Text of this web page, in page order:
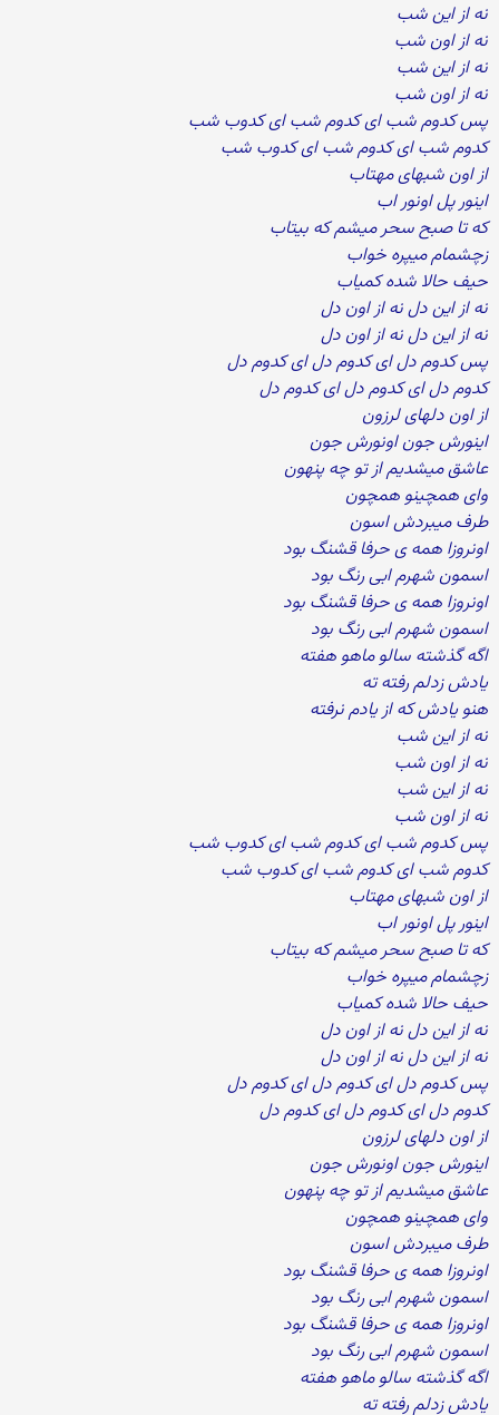
نه از این شب
نه از اون شب
نه از این شب
نه از اون شب
پس کدوم شب ای کدوم شب ای کدوب شب
کدوم شب ای کدوم شب ای کدوب شب
از اون شبهای مهتاب
اینور پل اونور اب
که تا صبح سحر میشم که بیتاب
زچشمام میپره خواب
حیف حالا شده کمیاب
نه از این دل نه از اون دل
نه از این دل نه از اون دل
پس کدوم دل ای کدوم دل ای کدوم دل
کدوم دل ای کدوم دل ای کدوم دل
از اون دلهای لرزون
اینورش جون اونورش جون
عاشق میشدیم از تو چه پنهون
وای همچینو همچون
طرف میبردش اسون
اونروزا همه ی حرفا قشنگ بود
اسمون شهرم ابی رنگ بود
اونروزا همه ی حرفا قشنگ بود
اسمون شهرم ابی رنگ بود
اگه گذشته سالو ماهو هفته
یادش زدلم رفته ته
هنو یادش که از یادم نرفته
نه از این شب
نه از اون شب
نه از این شب
نه از اون شب
پس کدوم شب ای کدوم شب ای کدوب شب
کدوم شب ای کدوم شب ای کدوب شب
از اون شبهای مهتاب
اینور پل اونور اب
که تا صبح سحر میشم که بیتاب
زچشمام میپره خواب
حیف حالا شده کمیاب
نه از این دل نه از اون دل
نه از این دل نه از اون دل
پس کدوم دل ای کدوم دل ای کدوم دل
کدوم دل ای کدوم دل ای کدوم دل
از اون دلهای لرزون
اینورش جون اونورش جون
عاشق میشدیم از تو چه پنهون
وای همچینو همچون
طرف میبردش اسون
اونروزا همه ی حرفا قشنگ بود
اسمون شهرم ابی رنگ بود
اونروزا همه ی حرفا قشنگ بود
اسمون شهرم ابی رنگ بود
اگه گذشته سالو ماهو هفته
یادش زدلم رفته ته